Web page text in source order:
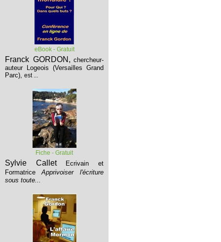
eBook - Gratuit
Franck GORDON, chercheur-
auteur Logeois (Versailles Grand
Parc), est ...
Fiche - Gratuit
Sylvie Callet
Ecrivain et
Formatrice
Apprivoiser l'écriture
sous toute...